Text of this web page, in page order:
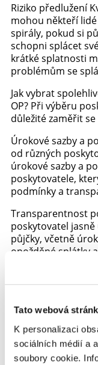
Tato webová
K personalizaci
sociálních médií a
soubory cookie.
Riziko předlužení
mohou někteří
spirály, pokud si
schopni splácet
krátké splatnosti
problémům se
Jak vybrat
OP? Při výběru
důležité zaměřit
Úrokové sazby a
od různých
úrokové sazby a
poskytovatele,
podmínky a
Transparentnost
poskytovatel
půjčky, včetně
opožděné splátky
Recenze a
poskytovatelem,
spolehlivosti a
Alternativy k
rozhodnete pro